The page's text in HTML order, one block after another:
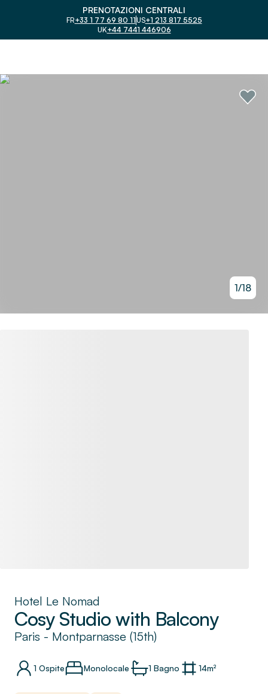
PRENOTAZIONI CENTRALI
FR+33 1 77 69 80 11US+1 213 817 5525
UK+44 7441 446906
1/18
Hotel Le Nomad
Cosy Studio with Balcony
Paris - Montparnasse (15th)
1 Ospite Monolocale 1 Bagno 14m²